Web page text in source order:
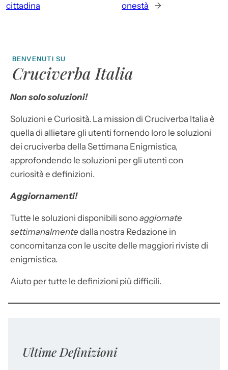
cittadina
onestà
→
BENVENUTI SU
Cruciverba Italia
Non solo soluzioni!
Soluzioni e Curiosità. La mission di Cruciverba Italia è
quella di allietare gli utenti fornendo loro le soluzioni
dei cruciverba della Settimana Enigmistica,
approfondendo le soluzioni per gli utenti con
curiosità e definizioni.
Aggiornamenti!
Tutte le soluzioni disponibili sonoaggiornate
settimanalmente dalla nostra Redazione in
concomitanza con le uscite delle maggiori riviste di
enigmistica.
Aiuto per tutte le definizioni più difficili.
Ultime Definizioni